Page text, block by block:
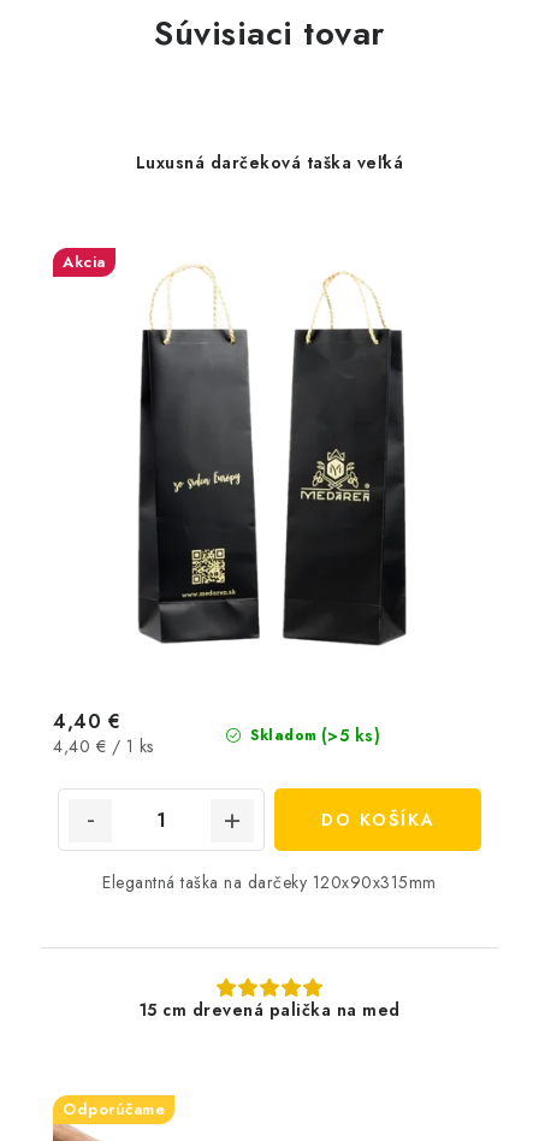
Súvisiaci tovar
Luxusná darčeková taška veľká
Akcia
Skladom (>5 ks)
4,40 €
Jednotková
4,40 € / 1 ks
DO KOŠÍKA
Elegantná taška na darčeky 120x90x315mm
15 cm drevená palička na med
Odporúčame